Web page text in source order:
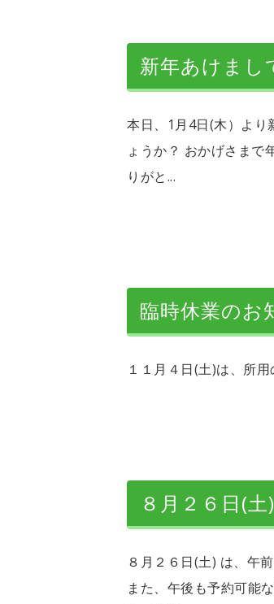
新年あけまし
本日、1月4日(木）より
ょうか？ おかげさまで
りがと...
臨時休業のお
１１月４日(土)は、所
８月２６日(
８月２６日(土) は、午
また、午後も予約可能